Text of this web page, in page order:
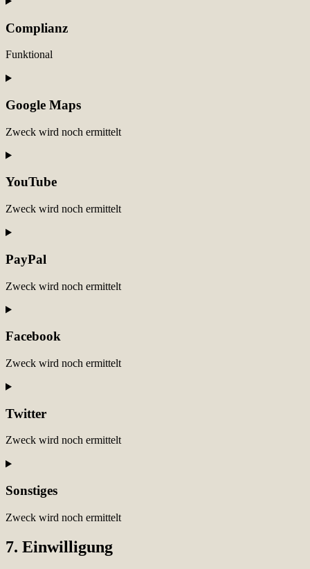
service
wordpress
Complianz
Funktional
Consent
service
complianz
Google Maps
Zweck wird noch ermittelt
Consent
service
maps
YouTube
Zweck wird noch ermittelt
Consent
service
youtube
PayPal
Zweck wird noch ermittelt
Consent
service
Facebook
Zweck wird noch ermittelt
Consent
service
Twitter
Zweck wird noch ermittelt
Consent
service
Sonstiges
Zweck wird noch ermittelt
Consent
to
7. Einwilligung